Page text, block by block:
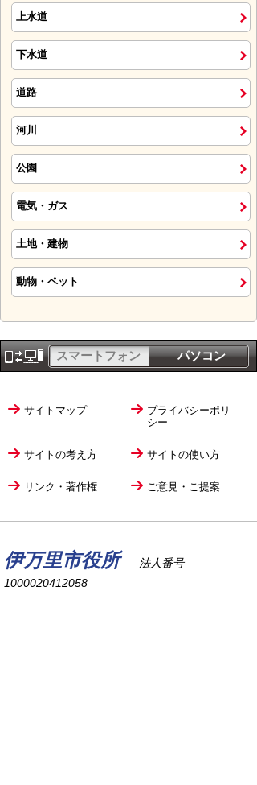
上水道
下水道
道路
河川
公園
電気・ガス
土地・建物
動物・ペット
パソコン
スマートフォン
サイトマップ
プライバシーポリ
シー
サイトの考え方 サイトの使い方
リンク・著作権 ご意見・ご提案
伊万里市役所
法人番号
1000020412058